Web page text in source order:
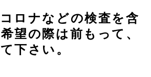
ロナなどの検査を含
望の際は前もって、
下さい。